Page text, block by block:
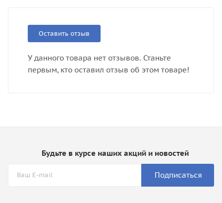
Оставить отзыв
У данного товара нет отзывов. Станьте
первым, кто оставил отзыв об этом товаре!
Будьте в курсе наших акций и новостей
Подписаться